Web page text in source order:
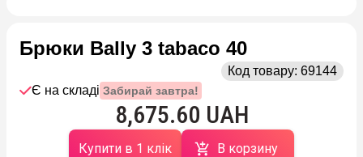
Брюки Bally 3 tabaco 40
Код товару: 69144
Є на складі Забирай завтра!
8,675.60 UAH
Купити в 1 клік В корзину